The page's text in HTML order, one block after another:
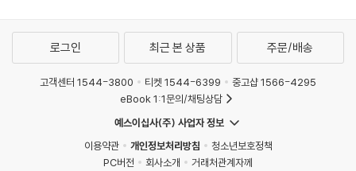
로그인 최근 본 상품 주문/배송
고객센터 1544-3800 티켓 1544-6399
중고샵 1566-4295
eBook 1:1문의/채팅상담
예스이십사(주) 사업자 정보
이용약관
개인정보처리방침
청소년보호정책
PC버전
회사소개 거래처관계자께